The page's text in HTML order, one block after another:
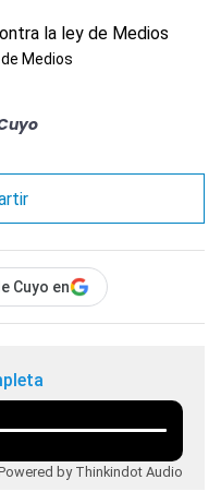
Medios
Cuyo en
by Thinkindot Audio